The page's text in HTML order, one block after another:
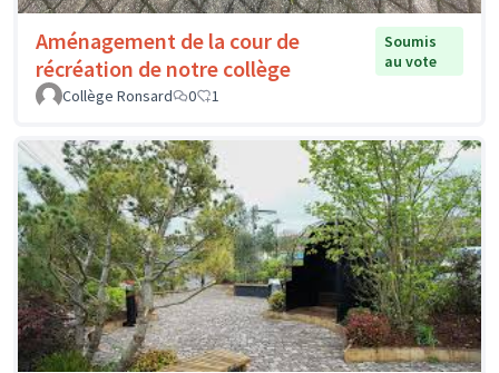
Aménagement de la cour de
récréation de notre collège
Soumis
au vote
Collège Ronsard
0 1